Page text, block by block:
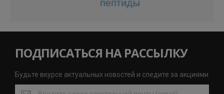
ПОДПИСАТЬСЯ НА РАССЫЛКУ
Будьте вкурсе актуальных новостей и следите за акциями
Будьте